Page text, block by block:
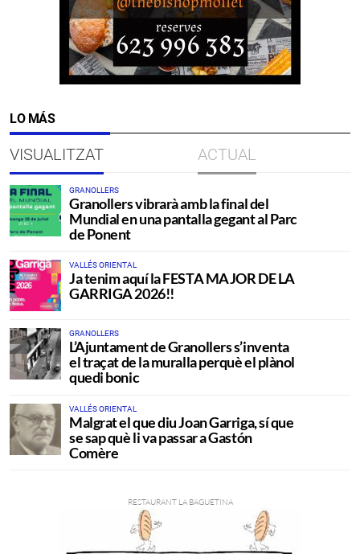
LO MÁS
VISUALITZAT ACTUAL
GRANOLLERS
Granollers vibrarà amb la final del
Mundial en una pantalla gegant al Parc
de Ponent
VALLÉS ORIENTAL
Ja tenim aquí la FESTA MAJOR DE LA
GARRIGA 2026!!
GRANOLLERS
L’Ajuntament de Granollers s’inventa
el traçat de la muralla perquè el plànol
quedi bonic
VALLÉS ORIENTAL
Malgrat el que diu Joan Garriga, sí que
se sap què li va passar a Gastón
Comère